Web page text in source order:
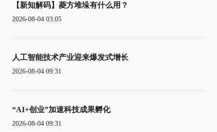
【新知解码】菱方堆垛有什么用？
2026-08-04 03:05
人工智能技术产业迎来爆发式增长
2026-08-04 09:31
“AI+创业”加速科技成果孵化
2026-08-04 09:31